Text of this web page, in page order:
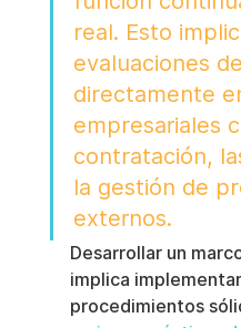
real. Esto
evaluaciones
directamente
empresariales
contratación,
la gestión de
externos.
Desarrollar un
implica
procedimientos